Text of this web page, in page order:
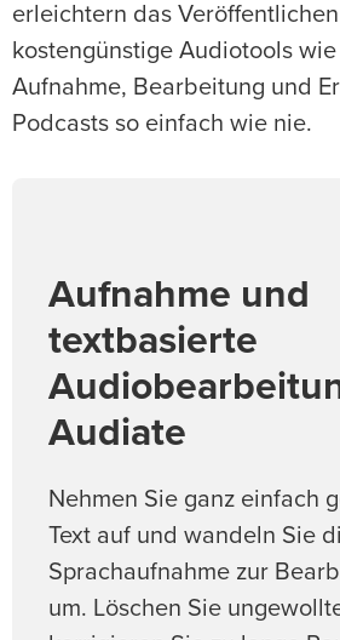
erleichtern das
kostengünstige Audiotools wie
Aufnahme, Bearbeitung und
Podcasts so einfach wie nie.
Aufnahme und
textbasierte
Audiate
Nehmen Sie ganz einfach
Text auf und wandeln Sie
Sprachaufnahme zur
um. Löschen Sie